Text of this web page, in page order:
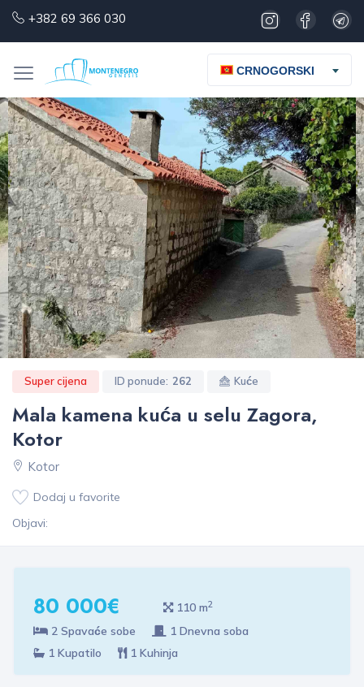
+382 69 366 030
CRNOGORSKI
Super cijena ID ponude: 262 Kuće
Mala kamena kuća u selu Zagora,
Kotor
Kotor
Dodaj u favorite
Objavi:
80 000€ 110 m2
2 Spavaće sobe
1 Dnevna soba
1 Kupatilo
1 Kuhinja